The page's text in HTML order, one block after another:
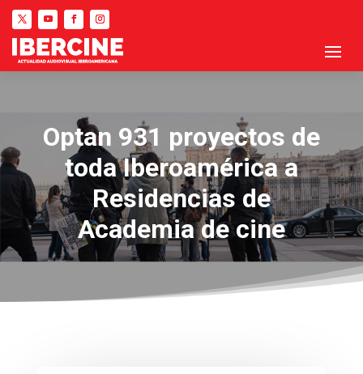
Optan 931 proyectos de
toda Iberoamérica a
Residencias de
Academia de cine